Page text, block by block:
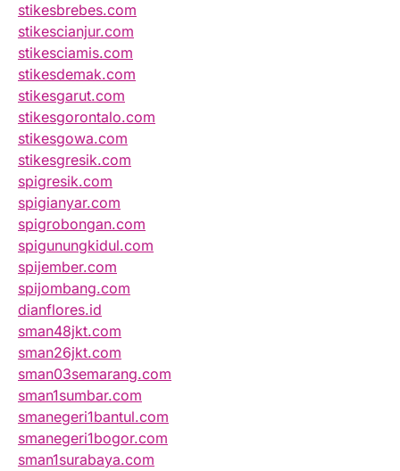
stikesbrebes.com
stikescianjur.com
stikesciamis.com
stikesdemak.com
stikesgarut.com
stikesgorontalo.com
stikesgowa.com
stikesgresik.com
spigresik.com
spigianyar.com
spigrobongan.com
spigunungkidul.com
spijember.com
spijombang.com
dianflores.id
sman48jkt.com
sman26jkt.com
sman03semarang.com
sman1sumbar.com
smanegeri1bantul.com
smanegeri1bogor.com
sman1surabaya.com